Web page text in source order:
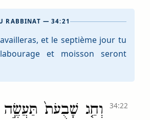
RABBINAT — 34:21
et le septième jour tu
et moisson seront
וְחַ֤ג שָׁבֻעֹת֙ תַּעֲשֶׂ֣ה
34:22